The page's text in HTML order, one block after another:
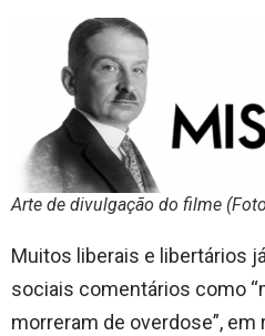
Arte de divulgação do filme
Muitos liberais e libertários
sociais comentários como
morreram de overdose”,